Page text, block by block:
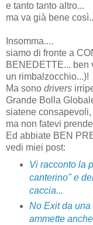
e tanto tanto altro...
ma va già bene
Insomma....
siamo di fronte a
BENEDETTE... ben
un rimbalzocchio...)!
Ma sono drivers
Grande Bolla
siatene
ma non fatevi
Ed abbiate BEN
vedi miei post:
Vi racconto la
canterino" e
caccia...
No Exit da
ammette